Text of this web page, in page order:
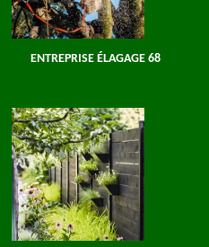
ENTREPRISE ÉLAGAGE 68